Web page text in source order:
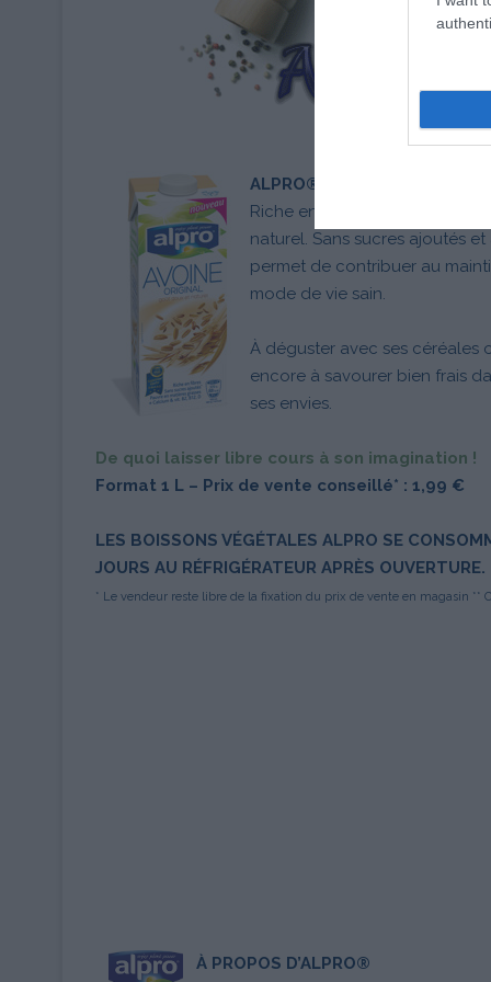
ALPRO® AVOINE ORIGINAL
Riche en fibres, cette boisson
naturel. Sans sucres ajoutés
permet de contribuer au
mode de vie sain.
À déguster avec ses céréales
encore à savourer bien frais
ses envies.
De quoi laisser libre cours à son imagination !
Format 1 L – Prix de vente conseillé* : 1,99 €
LES BOISSONS VÉGÉTALES ALPRO SE
JOURS AU RÉFRIGÉRATEUR APRÈS OUVERTURE.
* Le vendeur reste libre de la fixation du prix de vente en magasin
À PROPOS D’ALPRO®